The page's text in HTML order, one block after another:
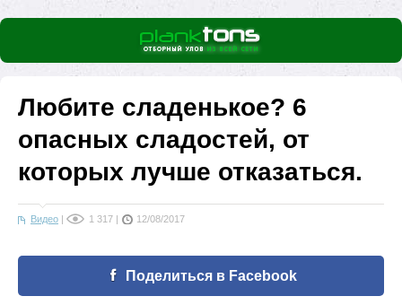
Любите сладенькое? 6
опасных сладостей, от
которых лучше отказаться.
Видео | 1 317 | 12/08/2017
Поделиться в Facebook